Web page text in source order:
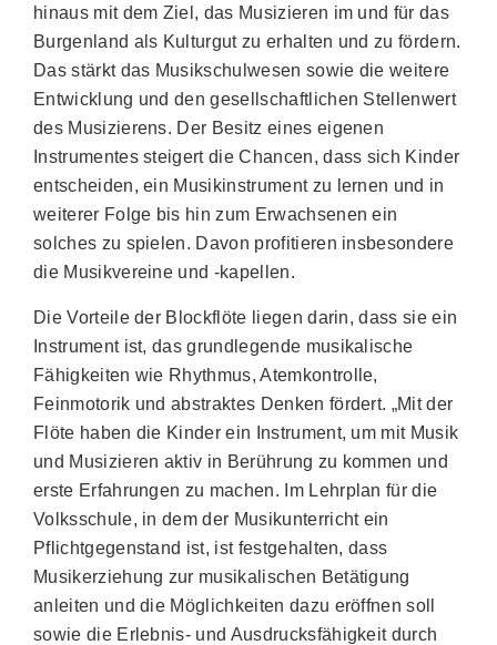
hinaus mit dem Ziel, das Musizieren im und für das
Burgenland als Kulturgut zu erhalten und zu fördern.
Das stärkt das Musikschulwesen sowie die weitere
Entwicklung und den gesellschaftlichen Stellenwert
des Musizierens. Der Besitz eines eigenen
Instrumentes steigert die Chancen, dass sich Kinder
entscheiden, ein Musikinstrument zu lernen und in
weiterer Folge bis hin zum Erwachsenen ein
solches zu spielen. Davon profitieren insbesondere
die Musikvereine und -kapellen.
Die Vorteile der Blockflöte liegen darin, dass sie ein
Instrument ist, das grundlegende musikalische
Fähigkeiten wie Rhythmus, Atemkontrolle,
Feinmotorik und abstraktes Denken fördert. „Mit der
Flöte haben die Kinder ein Instrument, um mit Musik
und Musizieren aktiv in Berührung zu kommen und
erste Erfahrungen zu machen. Im Lehrplan für die
Volksschule, in dem der Musikunterricht ein
Pflichtgegenstand ist, ist festgehalten, dass
Musikerziehung zur musikalischen Betätigung
anleiten und die Möglichkeiten dazu eröffnen soll
sowie die Erlebnis- und Ausdrucksfähigkeit durch